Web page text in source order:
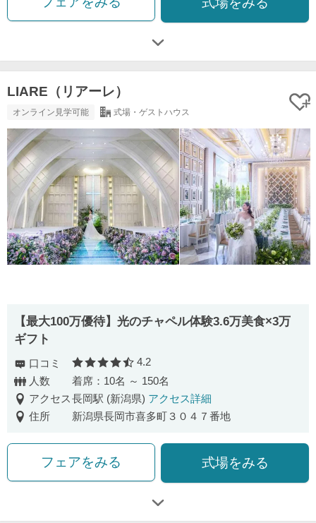
LIARE（リアーレ）
オンライン見学可能 式場・ゲストハウス
【最大100万優待】光のチャペル体験3.6万美食×3万
ギフト
口コミ 口コミ評価
4.2
人数
着席：10名 ～ 150名
アクセス長岡駅 (新潟県) アクセス詳細
住所
新潟県長岡市喜多町３０４７番地
フェアをみる 式場をみる